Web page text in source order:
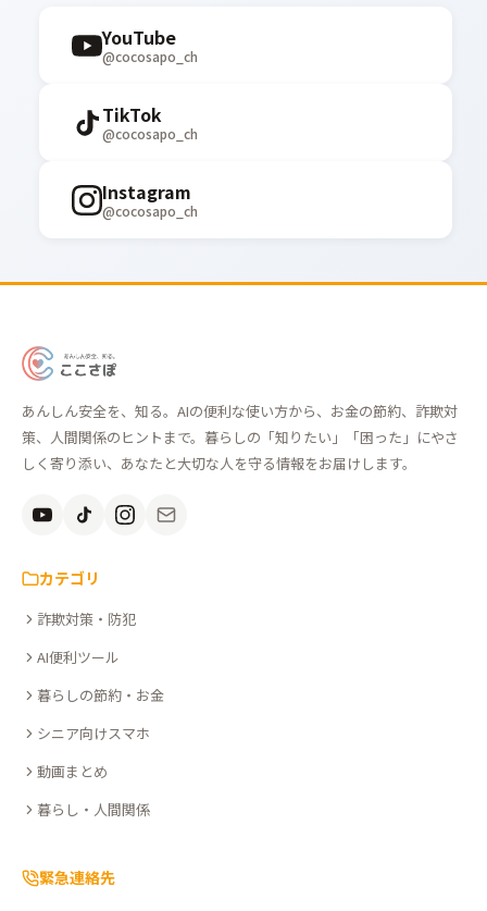
YouTube
@cocosapo_ch
TikTok
@cocosapo_ch
Instagram
@cocosapo_ch
あ
ん
し
ん
全
知
る。
こ
こ
ぽ
あんしん安全を、知る。AIの便利な使い方から、お金の節約、詐欺対
策、人間関係のヒントまで。暮らしの「知りたい」「困った」にやさ
しく寄り添い、あなたと大切な人を守る情報をお届けします。
カテゴリ
詐欺対策・防犯
AI便利ツール
暮らしの節約・お金
シニア向けスマホ
動画まとめ
暮らし・人間関係
緊急連絡先